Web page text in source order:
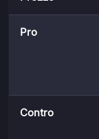
Pro
Contro